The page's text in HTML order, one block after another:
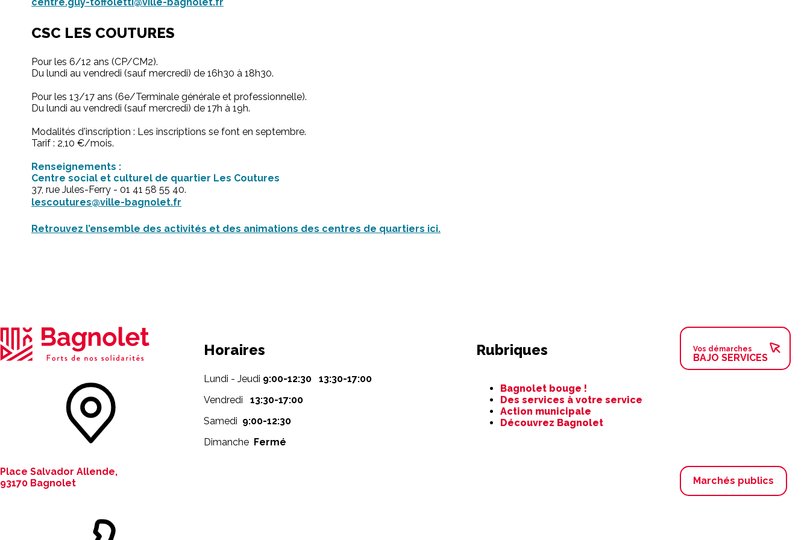
CSC LES COUTURES
Pour les 6/12 ans (CP/CM2).
Du lundi au vendredi (sauf mercredi) de 16h30 à 18h30.
Pour les 13/17 ans (6e/Terminale générale et professionnelle).
Du lundi au vendredi (sauf mercredi) de 17h à 19h.
Modalités d'inscription : Les inscriptions se font en septembre.
Tarif : 2,10 €/mois.
Renseignements :
Centre social et culturel de quartier Les Coutures
37, rue Jules-Ferry - 01 41 58 55 40.
lescoutures@ville-bagnolet.fr
Retrouvez l’ensemble des activités et des animations des centres de quartiers ici.
Place Salvador Allende,
93170 Bagnolet
Horaires
Lundi - Jeudi 9:00-12:30 13:30-17:00
Vendredi
13:30-17:00
Samedi 9:00-12:30
Dimanche Fermé
Rubriques
contenu
Bagnolet bouge !
Des services à votre service
Action municipale
Découvrez Bagnolet
Vos démarches
BAJO SERVICES
Marchés publics